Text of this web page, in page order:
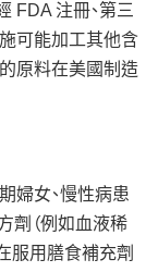
FDA 注冊、第三
可能加工其他含
原料在美國制造
婦女、慢性病患
劑（例如血液稀
服用膳食補充劑